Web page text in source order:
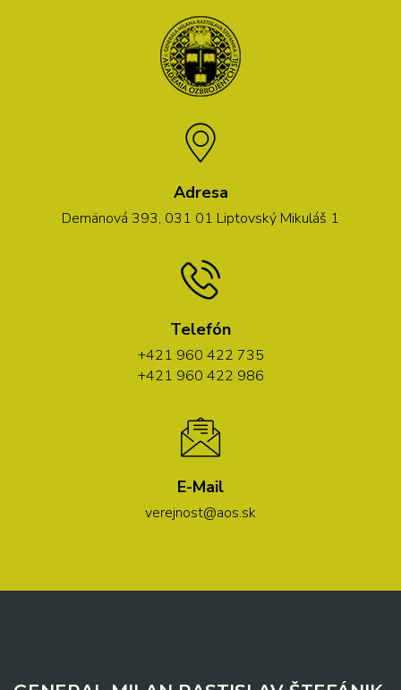
Adresa
Demänová 393, 031 01 Liptovský Mikuláš 1
Telefón
+421 960 422 735
+421 960 422 986
E-Mail
verejnost@aos.sk